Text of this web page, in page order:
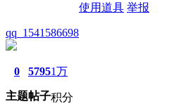
使用道具 举报
qq_1541586698
0
主题
5795
帖子
1万
积分